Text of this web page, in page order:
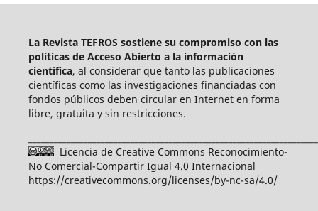
La Revista TEFROS sostiene su compromiso con las
políticas de Acceso Abierto a la información
científica, al considerar que tanto las publicaciones
científicas como las investigaciones financiadas con
fondos públicos deben circular en Internet en forma
libre, gratuita y sin restricciones.
Licencia de Creative Commons Reconocimiento-
No Comercial-Compartir Igual 4.0 Internacional
https://creativecommons.org/licenses/by-nc-sa/4.0/